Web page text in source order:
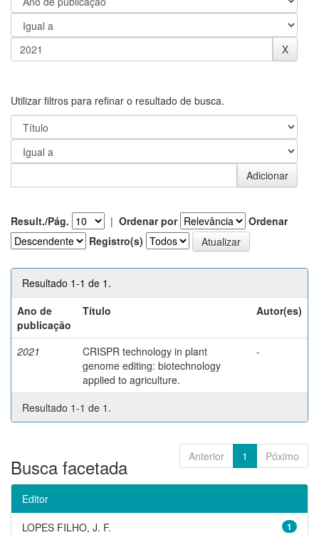
Utilizar filtros para refinar o resultado de busca.
Result./Pág. | Ordenar por
Ordenar
Registro(s)
Resultado 1-1 de 1.
Ano de
publicação
Título Autor(es)
2021
CRISPR technology in plant
genome editing: biotechnology
applied to agriculture.
-
Resultado 1-1 de 1.
Anterior 1 Póximo
Busca facetada
Editor
1
LOPES FILHO, J. F.